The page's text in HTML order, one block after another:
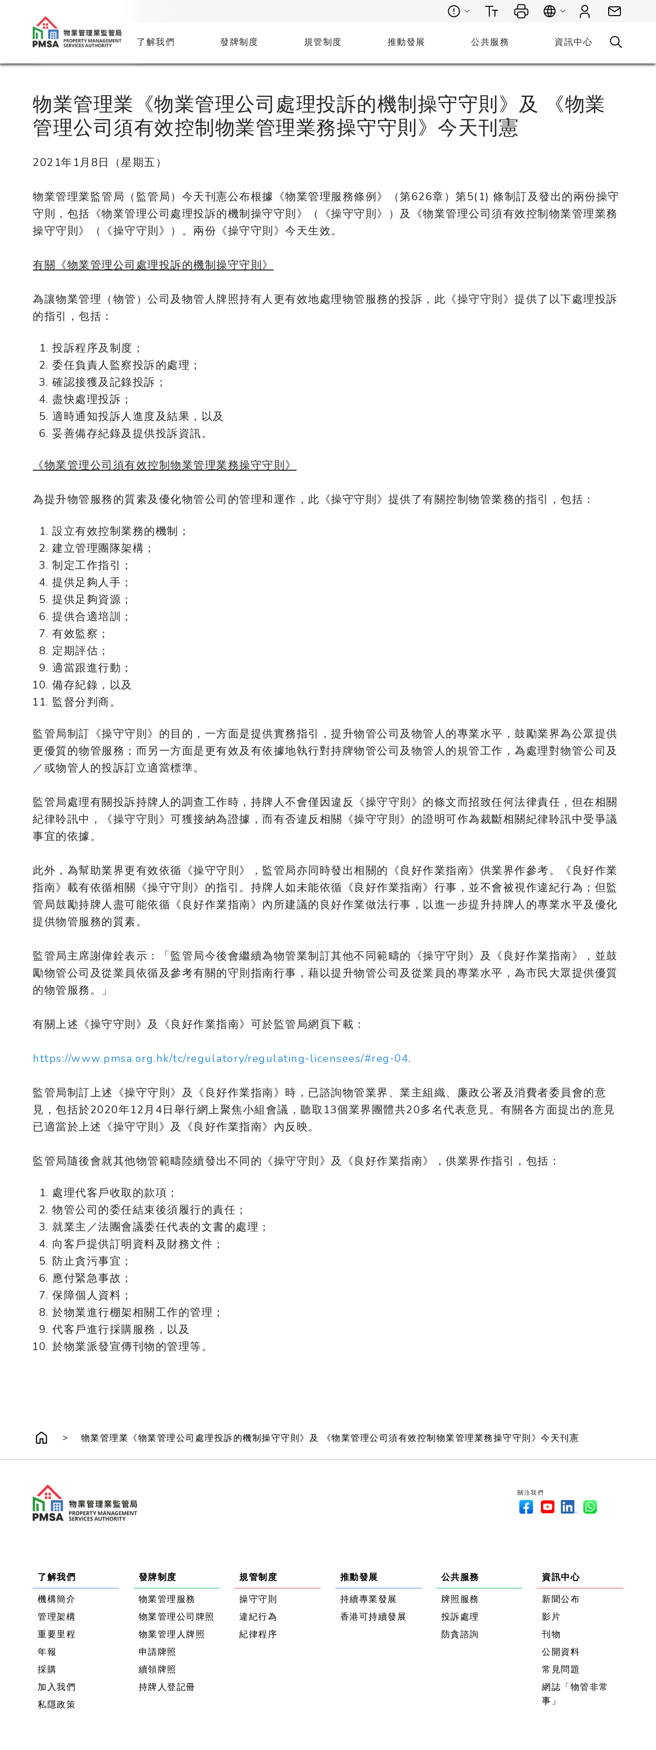
了解我們 發牌制度 規管制度 推動發展 公共服務 資訊中心
物業管理業《物業管理公司處理投訴的機制操守守則》及 《物業
管理公司須有效控制物業管理業務操守守則》今天刊憲
2021年1月8日（星期五）
物業管理業監管局（監管局）今天刊憲公布根據《物業管理服務條例》（第626章）第5(1) 條制訂及發出的兩份操守
守則，包括《物業管理公司處理投訴的機制操守守則》（《操守守則》）及《物業管理公司須有效控制物業管理業務
操守守則》（《操守守則》）。兩份《操守守則》今天生效。
有關 《物業管理公司處理投訴的機制操守守則》
為讓物業管理（物管）公司及物管人牌照持有人更有效地處理物管服務的投訴，此《操守守則》提供了以下處理投訴
的指引，包括：
投訴程序及制度；
委任負責人監察投訴的處理；
確認接獲及記錄投訴；
盡快處理投訴；
適時通知投訴人進度及結果，以及
妥善備存紀錄及提供投訴資訊。
《物業管理公司須有效控制物業管理業務操守守則》
為提升物管服務的質素及優化物管公司的管理和運作，此《操守守則》提供了有關控制物管業務的指引，包括：
設立有效控制業務的機制；
建立管理團隊架構；
制定工作指引；
提供足夠人手；
提供足夠資源；
提供合適培訓；
有效監察；
定期評估；
適當跟進行動；
備存紀錄，以及
監督分判商。
監管局制訂《操守守則》的目的，一方面是提供實務指引，提升物管公司及物管人的專業水平，鼓勵業界為公眾提供
更優質的物管服務；而另一方面是更有效及有依據地執行對持牌物管公司及物管人的規管工作，為處理對物管公司及
／或物管人的投訴訂立適當標準。
監管局處理有關投訴持牌人的調查工作時，持牌人不會僅因違反《操守守則》的條文而招致任何法律責任，但在相關
紀律聆訊中，《操守守則》可獲接納為證據，而有否違反相關《操守守則》的證明可作為裁斷相關紀律聆訊中受爭議
事宜的依據。
此外，為幫助業界更有效依循《操守守則》，監管局亦同時發出相關的《良好作業指南》供業界作參考。《良好作業
指南》載有依循相關《操守守則》的指引。持牌人如未能依循《良好作業指南》行事，並不會被視作違紀行為；但監
管局鼓勵持牌人盡可能依循《良好作業指南》內所建議的良好作業做法行事，以進一步提升持牌人的專業水平及優化
提供物管服務的質素。
監管局主席謝偉銓表示：「監管局今後會繼續為物管業制訂其他不同範疇的《操守守則》及《良好作業指南》，並鼓
勵物管公司及從業員依循及參考有關的守則指南行事，藉以提升物管公司及從業員的專業水平，為市民大眾提供優質
的物管服務。」
有關上述《操守守則》及《良好作業指南》可於監管局網頁下載：
https://www.pmsa.org.hk/tc/regulatory/regulating-licensees/#reg-04.
監管局制訂上述《操守守則》及《良好作業指南》時，已諮詢物管業界、業主組織、廉政公署及消費者委員會的意
見，包括於2020年12月4日舉行網上聚焦小組會議，聽取13個業界團體共20多名代表意見。有關各方面提出的意見
已適當於上述《操守守則》及《良好作業指南》內反映。
​​​​​​​監管局隨後會就其他物管範疇陸續發出不同的《操守守則》及《良好作業指南》，供業界作指引，包括：
處理代客戶收取的款項；
物管公司的委任結束後須履行的責任；
就業主／法團會議委任代表的文書的處理；
向客戶提供訂明資料及財務文件；
防止貪污事宜；
應付緊急事故；
保障個人資料；
於物業進行棚架相關工作的管理；
代客戶進行採購服務，以及
於物業派發宣傳刊物的管理等。
> 物業管理業《物業管理公司處理投訴的機制操守守則》及 《物業管理公司須有效控制物業管理業務操守守則》今天刊憲
關注我們
了解我們
機構簡介
管理架構
重要里程
年報
採購
加入我們
私隱政策
發牌制度
物業管理服務
物業管理公司牌照
物業管理人牌照
申請牌照
續領牌照
持牌人登記冊
規管制度
操守守則
違紀行為
紀律程序
推動發展
持續專業發展
香港可持續發展
公共服務
牌照服務
投訴處理
防貪諮詢
資訊中心
新聞公布
影片
刊物
公開資料
常見問題
網誌「物管非常
事」